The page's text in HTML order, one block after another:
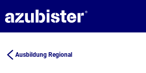
Ausbildung Regional